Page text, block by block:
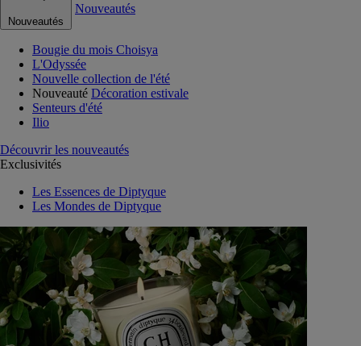
Nouveautés
Nouveautés
Bougie du mois Choisya
L'Odyssée
Nouvelle collection de l'été
Nouveauté Décoration estivale
Senteurs d'été
Ilio
Découvrir les nouveautés
Exclusivités
Les Essences de Diptyque
Les Mondes de Diptyque